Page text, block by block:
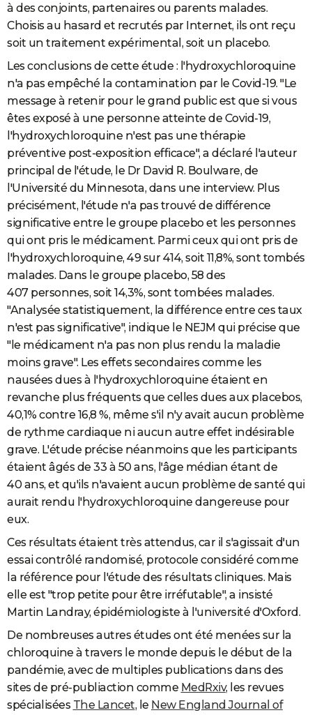
à des conjoints, partenaires ou parents malades.
Choisis au hasard et recrutés par Internet, ils ont reçu
soit un traitement expérimental, soit un placebo.
Les conclusions de cette étude : l'hydroxychloroquine
n'a pas empêché la contamination par le Covid-19. "Le
message à retenir pour le grand public est que si vous
êtes exposé à une personne atteinte de Covid-19,
l'hydroxychloroquine n'est pas une thérapie
préventive post-exposition efficace", a déclaré l'auteur
principal de l'étude, le Dr David R. Boulware, de
l'Université du Minnesota, dans une interview. Plus
précisément, l'étude n'a pas trouvé de différence
significative entre le groupe placebo et les personnes
qui ont pris le médicament. Parmi ceux qui ont pris de
l'hydroxychloroquine, 49 sur 414, soit 11,8%, sont tombés
malades. Dans le groupe placebo, 58 des
407 personnes, soit 14,3%, sont tombées malades.
"Analysée statistiquement, la différence entre ces taux
n'est pas significative", indique le NEJM qui précise que
"le médicament n'a pas non plus rendu la maladie
moins grave". Les effets secondaires comme les
nausées dues à l'hydroxychloroquine étaient en
revanche plus fréquents que celles dues aux placebos,
40,1% contre 16,8 %, même s'il n'y avait aucun problème
de rythme cardiaque ni aucun autre effet indésirable
grave. L'étude précise néanmoins que les participants
étaient âgés de 33 à 50 ans, l'âge médian étant de
40 ans, et qu'ils n'avaient aucun problème de santé qui
aurait rendu l'hydroxychloroquine dangereuse pour
eux.
Ces résultats étaient très attendus, car il s'agissait d'un
essai contrôlé randomisé, protocole considéré comme
la référence pour l'étude des résultats cliniques. Mais
elle est "trop petite pour être irréfutable", a insisté
Martin Landray, épidémiologiste à l'université d'Oxford.
De nombreuses autres études ont été menées sur la
chloroquine à travers le monde depuis le début de la
pandémie, avec de multiples publications dans des
sites de pré-publiaction comme MedRxiv, les revues
spécialisées The Lancet, le New England Journal of